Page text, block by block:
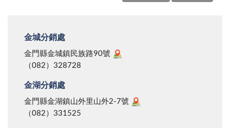
金城分銷處
金門縣金城鎮民族路90號
（082）328728
金湖分銷處
金門縣金湖鎮山外里山外2-7號
（082）331525